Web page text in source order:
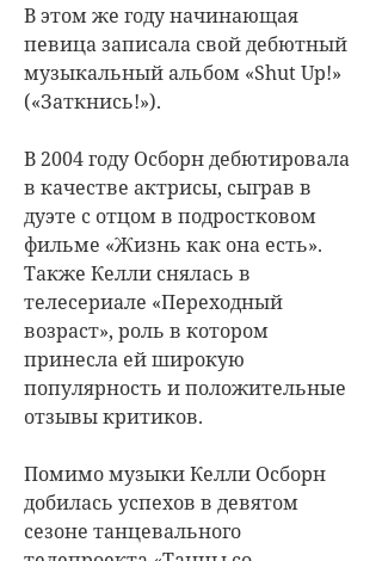
В этом же году начинающая
певица записала свой дебютный
музыкальный альбом «Shut Up!»
(«Заткнись!»).
В 2004 году Осборн дебютировала
в качестве актрисы, сыграв в
дуэте с отцом в подростковом
фильме «Жизнь как она есть».
Также Келли снялась в
телесериале «Переходный
возраст», роль в котором
принесла ей широкую
популярность и положительные
отзывы критиков.
Помимо музыки Келли Осборн
добилась успехов в девятом
сезоне танцевального